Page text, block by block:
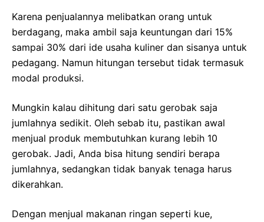
Karena penjualannya melibatkan orang untuk
berdagang, maka ambil saja keuntungan dari 15%
sampai 30% dari ide usaha kuliner dan sisanya untuk
pedagang. Namun hitungan tersebut tidak termasuk
modal produksi.
Mungkin kalau dihitung dari satu gerobak saja
jumlahnya sedikit. Oleh sebab itu, pastikan awal
menjual produk membutuhkan kurang lebih 10
gerobak. Jadi, Anda bisa hitung sendiri berapa
jumlahnya, sedangkan tidak banyak tenaga harus
dikerahkan.
Dengan menjual makanan ringan seperti kue,